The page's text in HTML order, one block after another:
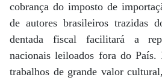
cobrança do imposto de
de autores brasileiros trazidas
dentada fiscal facilitará a
nacionais leiloados fora do País.
trabalhos de grande valor